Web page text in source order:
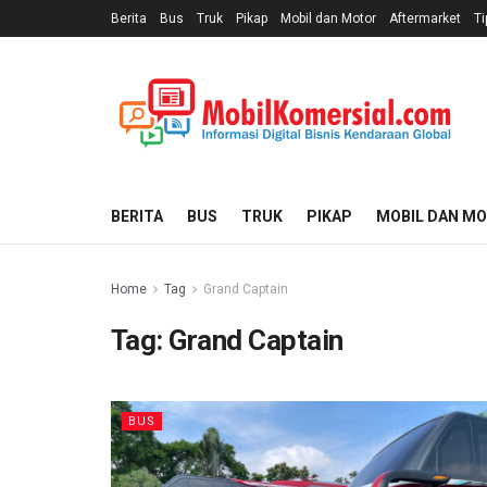
Berita Bus Truk Pikap Mobil dan Motor Aftermarket
BERITA BUS TRUK PIKAP MOBIL DAN
Home Tag Grand Captain
Tag: Grand Captain
BUS